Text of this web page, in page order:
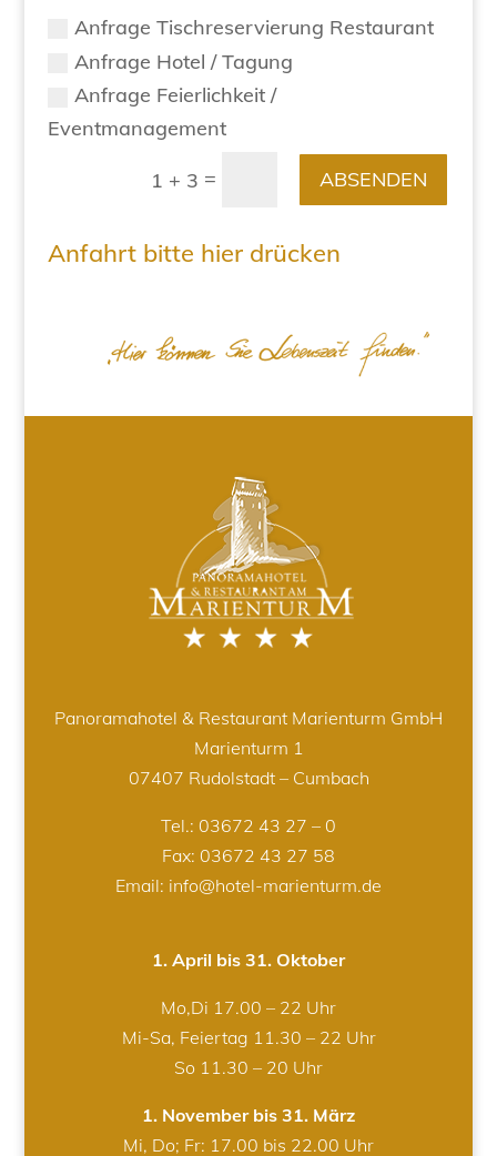
Anfrage Tischreservierung Restaurant
Anfrage Hotel / Tagung
Anfrage Feierlichkeit /
Eventmanagement
1 + 3 = ABSENDEN
Anfahrt bitte hier drücken
Panoramahotel & Restaurant Marienturm GmbH
Marienturm 1
07407 Rudolstadt – Cumbach
Tel.: 03672 43 27 – 0
Fax: 03672 43 27 58
Email: info@hotel-marienturm.de
1. April bis 31. Oktober
Mo,Di 17.00 – 22 Uhr
Mi-Sa, Feiertag 11.30 – 22 Uhr
So 11.30 – 20 Uhr
1. November bis 31. März
Mi, Do; Fr: 17.00 bis 22.00 Uhr